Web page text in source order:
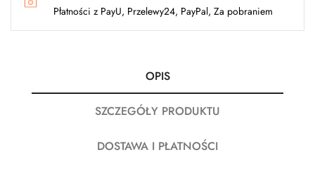
Płatności z PayU, Przelewy24, PayPal, Za pobraniem
OPIS
SZCZEGÓŁY PRODUKTU
DOSTAWA I PŁATNOŚCI